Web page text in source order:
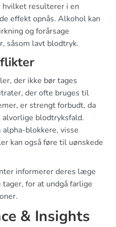
hvilket resulterer i en
effekt opnås. Alkohol kan
og forårsage
såsom lavt blodtryk.
der ikke bør tages
der ofte bruges til
er strengt forbudt, da
blodtryksfald.
blokkere, visse
kan også føre til uønskede
informerer deres læge
for at undgå farlige
& Insights